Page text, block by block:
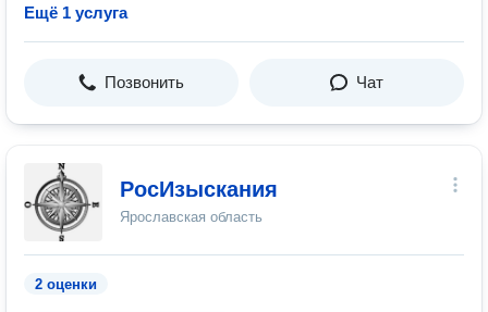
Ещё 1 услуга
Позвонить Чат
РосИзыскания
Ярославская область
2 оценки